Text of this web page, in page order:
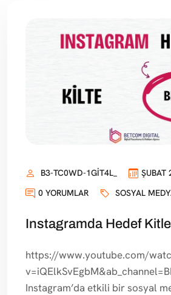
B3-TC0WD-1GIT4L_
ŞUBAT
0 YORUMLAR
SOSYAL
Instagramda Hedef
https://www.youtube.com/
Instagram’da etkili bir sosyal